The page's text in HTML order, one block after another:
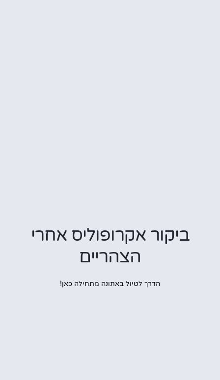
ביקור אקרופוליס אחרי
הצהריים
הדרך לטיול באתונה מתחילה כאן!